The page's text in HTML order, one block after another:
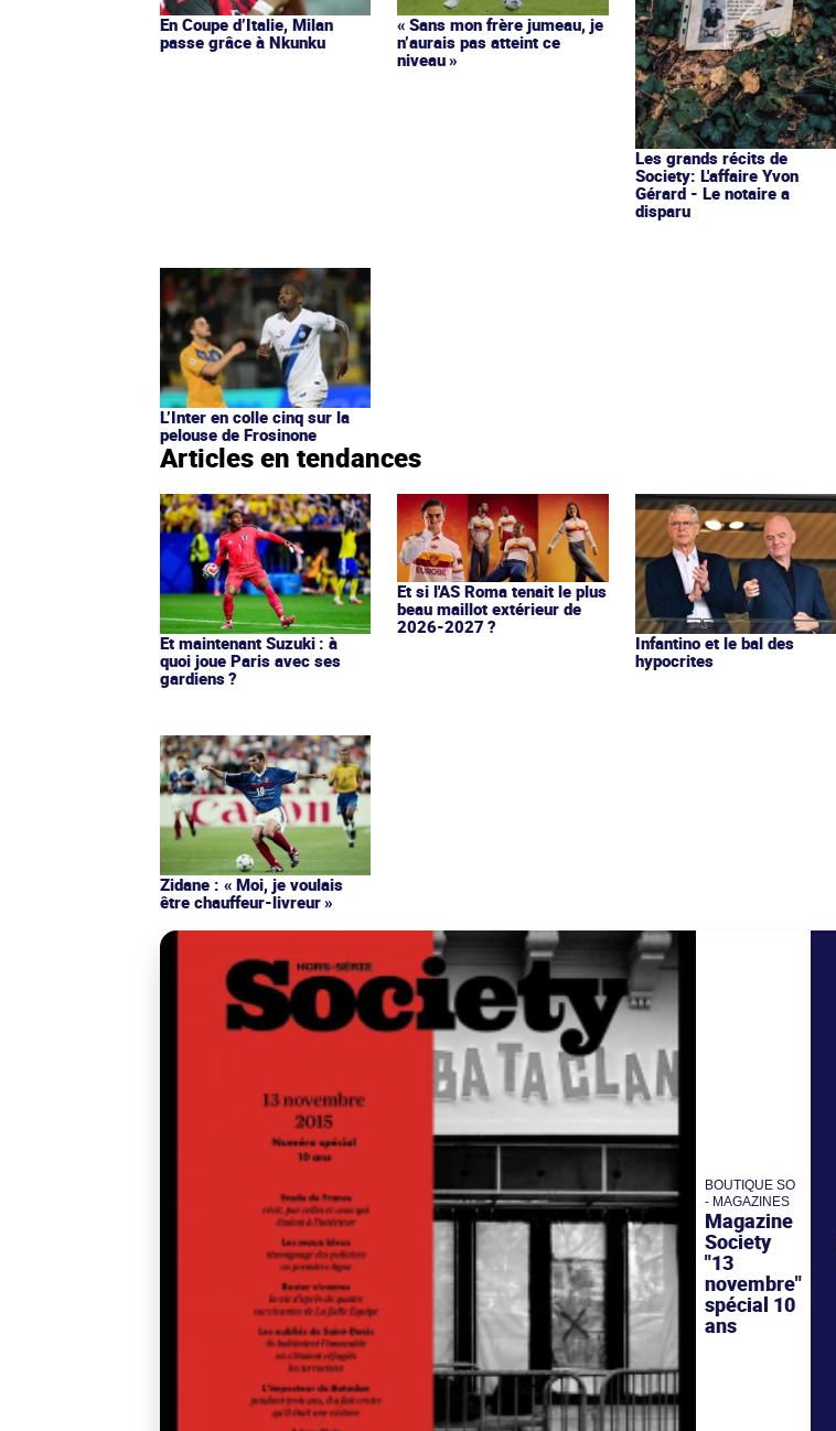
En Coupe d’Italie, Milan
passe grâce à Nkunku
« Sans mon frère jumeau, je
n’aurais pas atteint ce
niveau »
Les grands récits de
Society: L'affaire Yvon
Gérard - Le notaire a
disparu
L’Inter en colle cinq sur la
pelouse de Frosinone
Articles en tendances
Et maintenant Suzuki : à
quoi joue Paris avec ses
gardiens ?
Et si l'AS Roma tenait le plus
beau maillot extérieur de
2026-2027 ?
Infantino et le bal des
hypocrites
Zidane : « Moi, je voulais
être chauffeur-livreur »
BOUTIQUE SO
- MAGAZINES
Magazine
Society
"13
novembre"
spécial 10
ans